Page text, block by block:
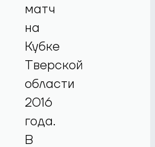
матч
на
Кубке
Тверской
области
2016
года.
В